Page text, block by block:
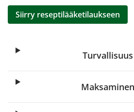
Siirry reseptilääketilaukseen
Turvallisuus
Maksaminen